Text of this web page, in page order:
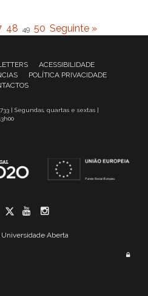
48 49 50 Seguinte »
ACESSIBILIDADE
POLÍTICA PRIVACIDADE
| Segundas, quartas e sextas |
LinkedIn
Twitter
YouTube
Aberta